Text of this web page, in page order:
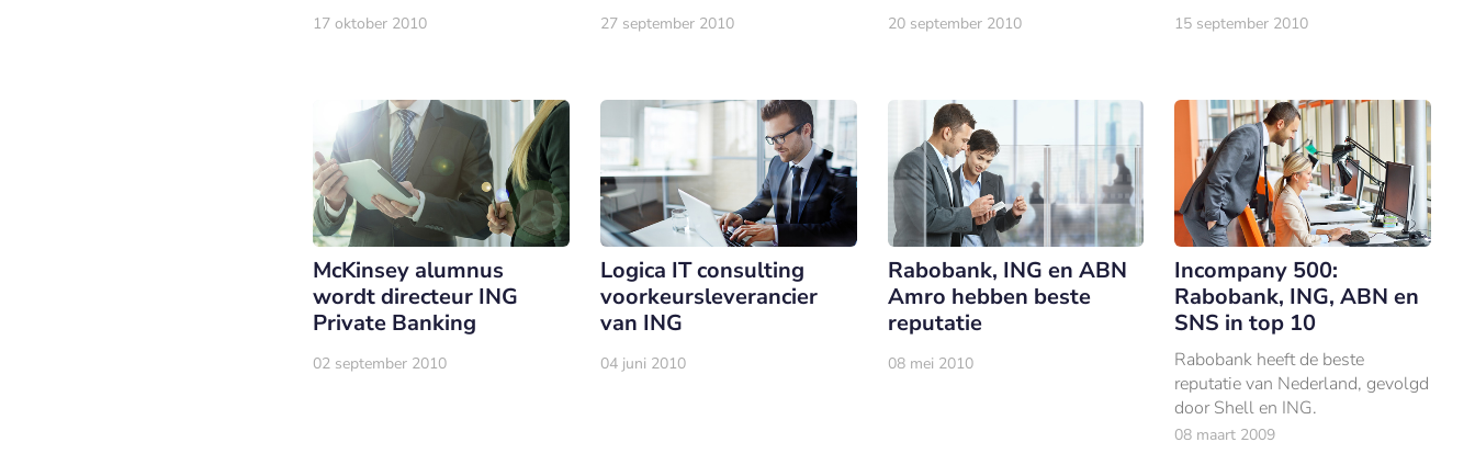
17 oktober 2010 27 september 2010 20 september 2010 15 september 2010
McKinsey alumnus
wordt directeur ING
Private Banking
02 september 2010
Logica IT consulting
voorkeursleverancier
van ING
04 juni 2010
Rabobank, ING en ABN
Amro hebben beste
reputatie
08 mei 2010
Incompany 500:
Rabobank, ING, ABN en
SNS in top 10
Rabobank heeft de beste
reputatie van Nederland, gevolgd
door Shell en ING.
08 maart 2009